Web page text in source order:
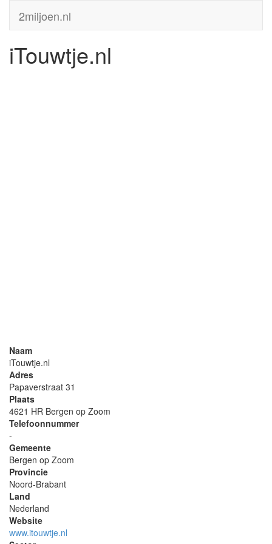
2miljoen.nl
iTouwtje.nl
Naam
iTouwtje.nl
Adres
Papaverstraat 31
Plaats
4621 HR Bergen op Zoom
Telefoonnummer
-
Gemeente
Bergen op Zoom
Provincie
Noord-Brabant
Land
Nederland
Website
www.itouwtje.nl